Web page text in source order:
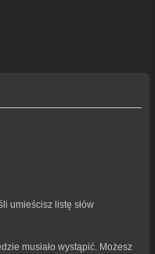
umieścisz listę słów
musiało wystąpić. Możesz